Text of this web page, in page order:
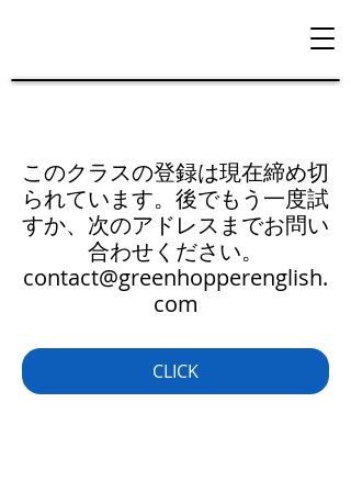
このクラスの登録は現在締め切
られています。後でもう一度試
すか、次のアドレスまでお問い
合わせください。
contact@greenhopperenglish.
com
CLICK